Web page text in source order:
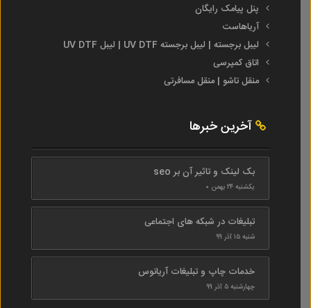
پنل پیامک رایگان
آریاهاست
لیبل برجسته | لیبل برجسته UV DTF | لیبل UV DTF
اتاق کمپرسی
منقل تاشو | منقل مسافرتی
آخرین خبرها
بک لینک و تاثیر آن بر seo
یکشنبه ۲۴ بهمن ۰
تبلیغات در شبکه های اجتماعی
شنبه ۱۵ آذر ۹۹
خدمات چاپ و تبلیغات آریانوس
چهارشنبه ۵ آذر ۹۹